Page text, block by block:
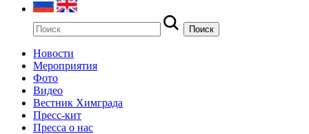
Новости
Мероприятия
Фото
Видео
Вестник Химграда
Пресс-кит
Пресса о нас